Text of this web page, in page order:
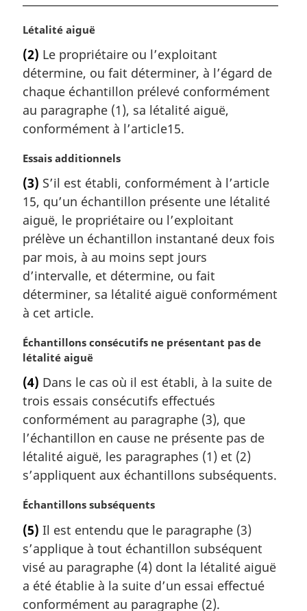
N
t
e
m
a
g
n
a
l
e
:
Létalité aiguë
(2) Le propriétaire ou l’exploitant
détermine, ou fait déterminer, à l’égard de
chaque échantillon prélevé conformément
au paragraphe (1), sa létalité aiguë,
conformément à l’article15.
N
t
e
m
a
r
g
i
n
a
e
:
Essais additionnels
(3) S’il est établi, conformément à l’article
15, qu’un échantillon présente une létalité
aiguë, le propriétaire ou l’exploitant
prélève un échantillon instantané deux fois
par mois, à au moins sept jours
d’intervalle, et détermine, ou fait
déterminer, sa létalité aiguë conformément
à cet article.
N
o
e
m
a
r
i
n
l
e
:
Échantillons consécutifs ne présentant pas de
létalité aiguë
(4) Dans le cas où il est établi, à la suite de
trois essais consécutifs effectués
conformément au paragraphe (3), que
l’échantillon en cause ne présente pas de
létalité aiguë, les paragraphes (1) et (2)
s’appliquent aux échantillons subséquents.
N
t
e
m
a
Échantillons subséquents
(5) Il est entendu que le paragraphe (3)
s’applique à tout échantillon subséquent
visé au paragraphe (4) dont la létalité aiguë
a été établie à la suite d’un essai effectué
conformément au paragraphe (2).